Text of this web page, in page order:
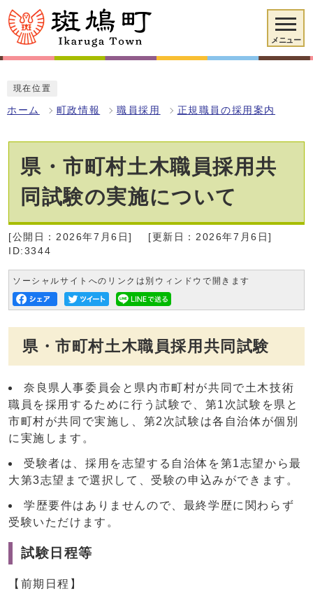
メニュー
現在位置
ホーム 町政情報 職員採用 正規職員の採用案内
県・市町村土木職員採用共
同試験の実施について
[公開日：2026年7月6日]
[更新日：2026年7月6日]
ID:3344
ソーシャルサイトへのリンクは別ウィンドウで開きます
県・市町村土木職員採用共同試験
奈良県人事委員会と県内市町村が共同で土木技術
職員を採用するために行う試験で、第1次試験を県と
市町村が共同で実施し、第2次試験は各自治体が個別
に実施します。
受験者は、採用を志望する自治体を第1志望から最
大第3志望まで選択して、受験の申込みができます。
学歴要件はありませんので、最終学歴に関わらず
受験いただけます。
試験日程等
【前期日程】